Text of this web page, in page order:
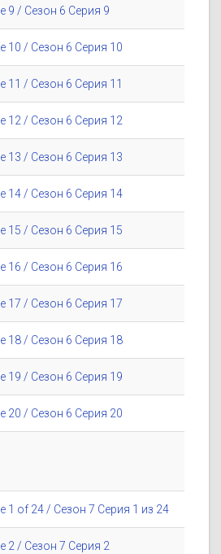
9 / Сезон 6 Серия 9
10 / Сезон 6 Серия 10
11 / Сезон 6 Серия 11
12 / Сезон 6 Серия 12
13 / Сезон 6 Серия 13
14 / Сезон 6 Серия 14
15 / Сезон 6 Серия 15
16 / Сезон 6 Серия 16
17 / Сезон 6 Серия 17
18 / Сезон 6 Серия 18
19 / Сезон 6 Серия 19
20 / Сезон 6 Серия 20
1 of 24 / Сезон 7 Серия 1 из 24
2 / Сезон 7 Серия 2